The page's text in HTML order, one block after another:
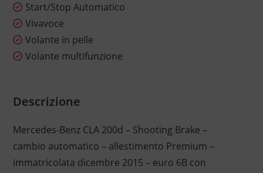
Start/Stop Automatico
Vivavoce
Volante in pelle
Volante multifunzione
Descrizione
Mercedes-Benz CLA 200d – Shooting Brake –
cambio automatico – allestimento Premium –
immatricolata dicembre 2015 – euro 6B con